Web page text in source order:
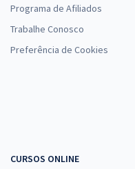
Programa de Afiliados
Trabalhe Conosco
Preferência de Cookies
CURSOS ONLINE